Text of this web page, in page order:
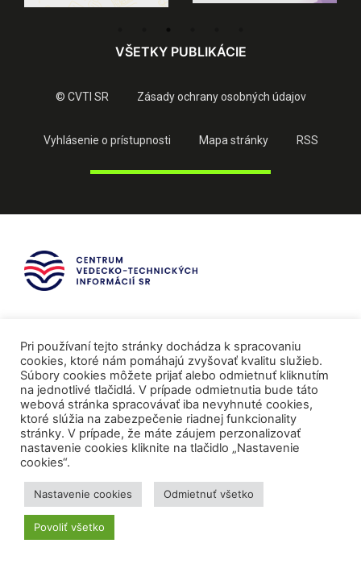
VŠETKY PUBLIKÁCIE
© CVTI SR Zásady ochrany osobných údajov
Vyhlásenie o prístupnosti Mapa stránky RSS
Mediálni partneri
Pri používaní tejto stránky dochádza k spracovaniu
cookies, ktoré nám pomáhajú zvyšovať kvalitu služieb.
Súbory cookies môžete prijať alebo odmietnuť kliknutím
na jednotlivé tlačidlá. V prípade odmietnutia bude táto
webová stránka spracovávať iba nevyhnuté cookies,
ktoré slúžia na zabezpečenie riadnej funkcionality
stránky. V prípade, že máte záujem perzonalizovať
nastavenie cookies kliknite na tlačidlo „Nastavenie
cookies“.
Nastavenie cookies Odmietnuť všetko
Povoliť všetko